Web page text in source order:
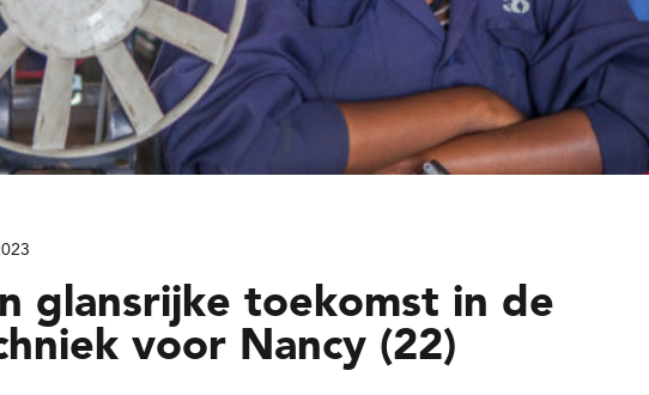
glansrijke toekomst in de
voor Nancy (22)